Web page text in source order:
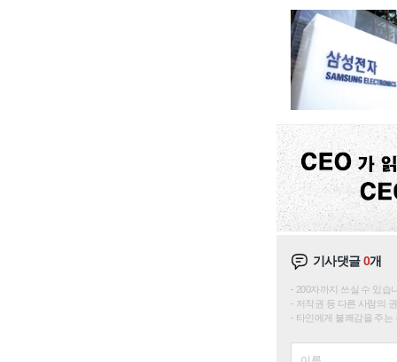
기사댓글0개
200자까지 쓰실 수 있습
저작권 등 다른 사람의
타인에게 불쾌감을 주는